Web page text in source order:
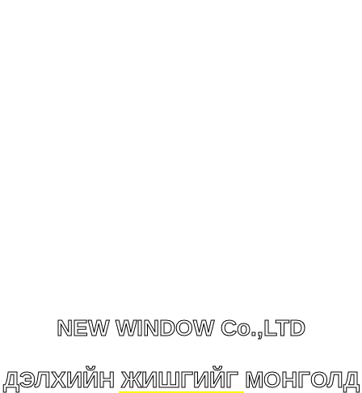
NEW WINDOW Co.,LTD
ДЭЛХИЙН ЖИШГИЙГ МОНГОЛД